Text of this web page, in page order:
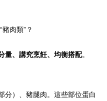
肉類”？
量、講究烹飪、均衡搭配。
分）、豬腿肉。這些部位蛋白